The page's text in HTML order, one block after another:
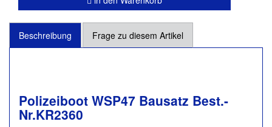
Beschreibung Frage zu diesem Artikel
Polizeiboot WSP47 Bausatz Best.-
Nr.KR2360